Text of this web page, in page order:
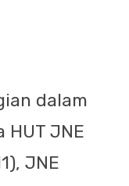
dalam
HUT JNE
JNE